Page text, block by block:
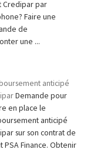
Credipar par
Faire une
de
une ...
anticipé
Demande pour
en place le
anticipé
sur son contrat de
PSA Finance. Obtenir